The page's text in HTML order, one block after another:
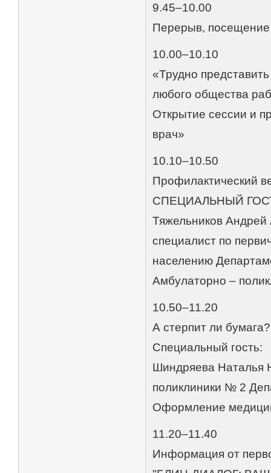
9.45–10.00
Перерыв, посещение
10.00–10.10
«Трудно
любого общества
Открытие сессии и
врач»
10.10–10.50
Профилактический
СПЕЦИАЛЬНЫЙ
Тяжельников Андрей
специалист по
населению
Амбулаторно –
10.50–11.20
А стерпит ли бумага?
Специальный гость:
Шиндряева Наталья
поликлиники № 2
Оформление
11.20–11.40
Информация от